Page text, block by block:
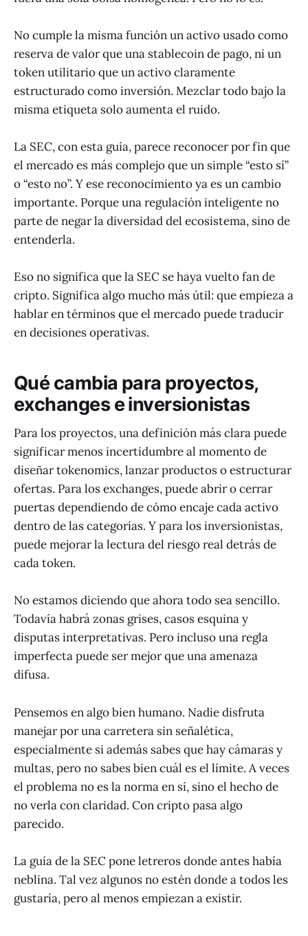
No cumple la misma función un activo usado como
reserva de valor que una stablecoin de pago, ni un
token utilitario que un activo claramente
estructurado como inversión. Mezclar todo bajo la
misma etiqueta solo aumenta el ruido.
La SEC, con esta guía, parece reconocer por fin que
el mercado es más complejo que un simple “esto sí”
o “esto no”. Y ese reconocimiento ya es un cambio
importante. Porque una regulación inteligente no
parte de negar la diversidad del ecosistema, sino de
entenderla.
Eso no significa que la SEC se haya vuelto fan de
cripto. Significa algo mucho más útil: que empieza a
hablar en términos que el mercado puede traducir
en decisiones operativas.
Qué cambia para proyectos,
exchanges e inversionistas
Para los proyectos, una definición más clara puede
significar menos incertidumbre al momento de
diseñar tokenomics, lanzar productos o estructurar
ofertas. Para los exchanges, puede abrir o cerrar
puertas dependiendo de cómo encaje cada activo
dentro de las categorías. Y para los inversionistas,
puede mejorar la lectura del riesgo real detrás de
cada token.
No estamos diciendo que ahora todo sea sencillo.
Todavía habrá zonas grises, casos esquina y
disputas interpretativas. Pero incluso una regla
imperfecta puede ser mejor que una amenaza
difusa.
Pensemos en algo bien humano. Nadie disfruta
manejar por una carretera sin señalética,
especialmente si además sabes que hay cámaras y
multas, pero no sabes bien cuál es el límite. A veces
el problema no es la norma en sí, sino el hecho de
no verla con claridad. Con cripto pasa algo
parecido.
La guía de la SEC pone letreros donde antes había
neblina. Tal vez algunos no estén donde a todos les
gustaría, pero al menos empiezan a existir.